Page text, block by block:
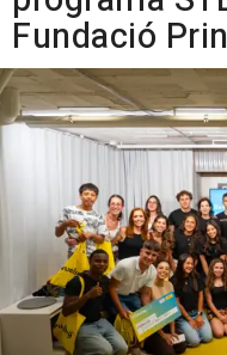
Fundació